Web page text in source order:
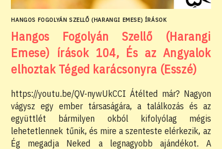
HANGOS FOGOLYÁN SZELLŐ (HARANGI EMESE) ÍRÁSOK
Hangos Fogolyán Szellő (Harangi
Emese) írások 104, És az Angyalok
elhoztak Téged karácsonyra (Esszé)
https://youtu.be/QV-nywUkCCI Átélted már? Nagyon
vágysz egy ember társaságára, a találkozás és az
együttlét bármilyen okból kifolyólag mégis
lehetetlennek tűnik, és mire a szenteste elérkezik, az
Ég megadja Neked a legnagyobb ajándékot. A